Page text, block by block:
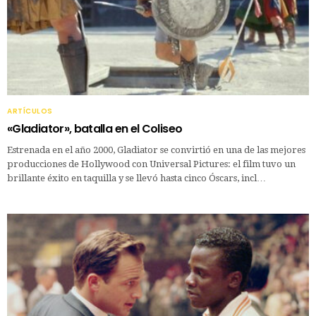
ARTÍCULOS
«Gladiator», batalla en el Coliseo
Estrenada en el año 2000, Gladiator se convirtió en una de las mejores
producciones de Hollywood con Universal Pictures: el film tuvo un
brillante éxito en taquilla y se llevó hasta cinco Óscars, incl…